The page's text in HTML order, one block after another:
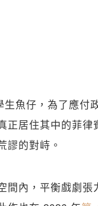
魚仔，為了應付
正居住其中的菲律
謬的對峙。
內，平衡戲劇張